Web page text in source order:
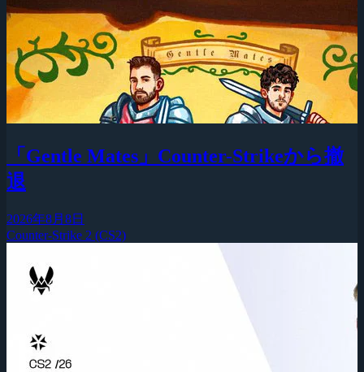
「Gentle Mates」Counter-Strikeから撤
退
2026年8月8日
Counter-Strike 2 (CS2)